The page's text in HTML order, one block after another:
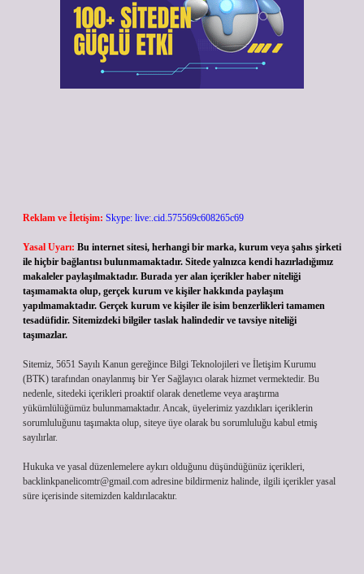
Reklam ve İletişim: Skype: live:.cid.575569c608265c69
Yasal Uyarı: Bu internet sitesi, herhangi bir marka, kurum veya şahıs şirketi
ile hiçbir bağlantısı bulunmamaktadır. Sitede yalnızca kendi hazırladığımız
makaleler paylaşılmaktadır. Burada yer alan içerikler haber niteliği
taşımamakta olup, gerçek kurum ve kişiler hakkında paylaşım
yapılmamaktadır. Gerçek kurum ve kişiler ile isim benzerlikleri tamamen
tesadüfidir. Sitemizdeki bilgiler taslak halindedir ve tavsiye niteliği
taşımazlar.
Sitemiz, 5651 Sayılı Kanun gereğince Bilgi Teknolojileri ve İletişim Kurumu
(BTK) tarafından onaylanmış bir Yer Sağlayıcı olarak hizmet vermektedir. Bu
nedenle, sitedeki içerikleri proaktif olarak denetleme veya araştırma
yükümlülüğümüz bulunmamaktadır. Ancak, üyelerimiz yazdıkları içeriklerin
sorumluluğunu taşımakta olup, siteye üye olarak bu sorumluluğu kabul etmiş
sayılırlar.
Hukuka ve yasal düzenlemelere aykırı olduğunu düşündüğünüz içerikleri,
backlinkpanelicomtr@gmail.com adresine bildirmeniz halinde, ilgili içerikler yasal
süre içerisinde sitemizden kaldırılacaktır.